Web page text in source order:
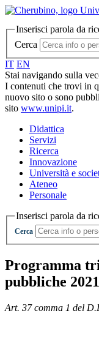
Inserisci parola da
Cerca
IT EN
Stai navigando sulla
I contenuti che trovi in
nuovo sito o sono
sito www.unipi.it.
Didattica
Servizi
Ricerca
Innovazione
Università e
Ateneo
Personale
Inserisci parola da
Cerca
Programma
pubbliche
Art. 37 comma 1 del